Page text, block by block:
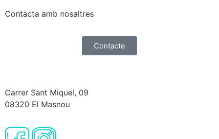
Contacta amb nosaltres
Contacte
Carrer Sant Miquel, 09
08320 El Masnou